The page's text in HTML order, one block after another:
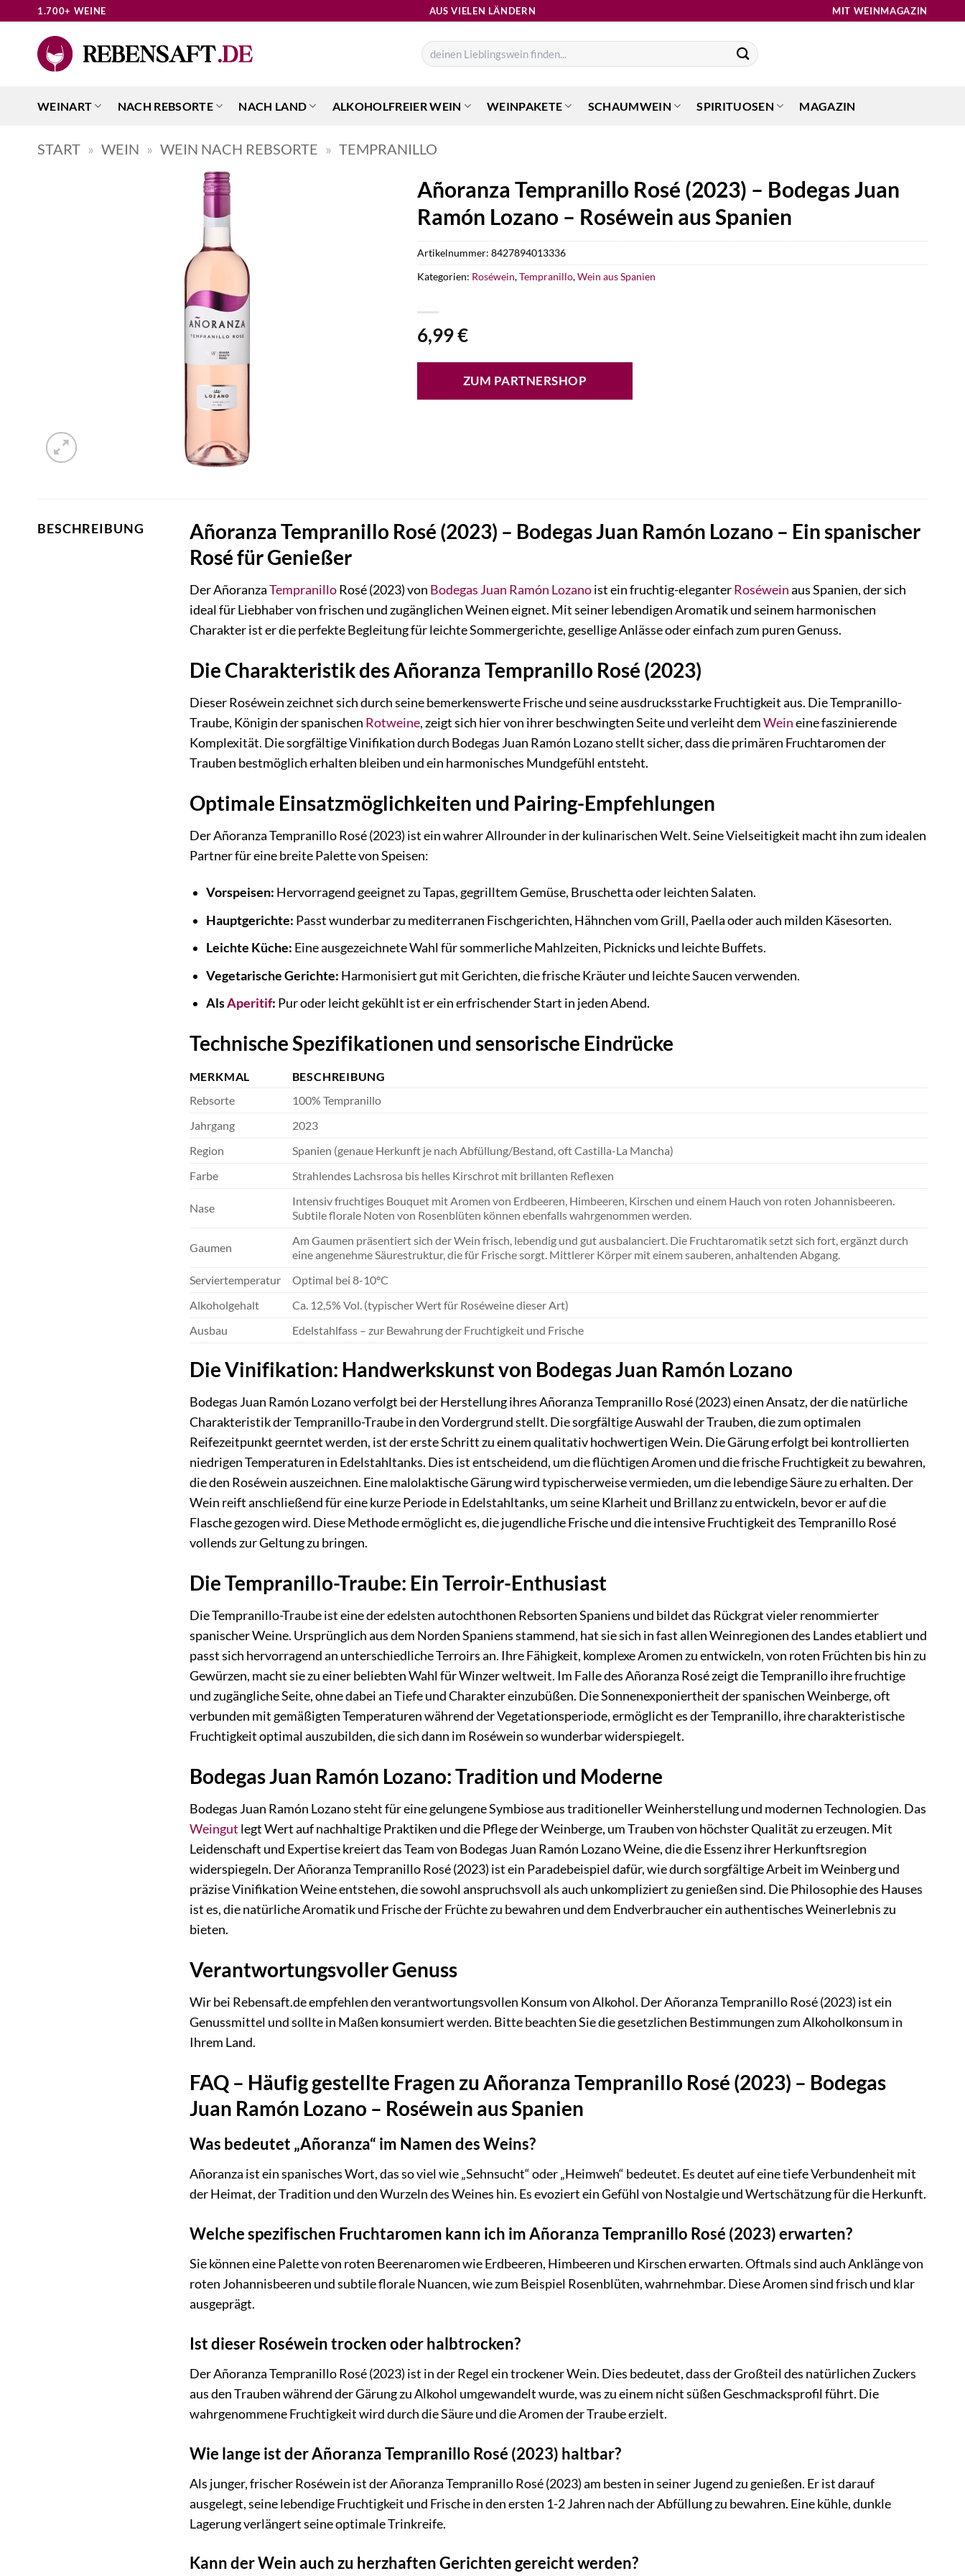
springen
1.700+ WEINE AUS VIELEN LÄNDERN MIT WEINMAGAZIN
Suchen
nach:
WEINART NACH REBSORTE NACH LAND ALKOHOLFREIER WEIN WEINPAKETE SCHAUMWEIN SPIRITUOSEN MAGAZIN
START » WEIN » WEIN NACH REBSORTE » TEMPRANILLO
Añoranza Tempranillo Rosé (2023) – Bodegas Juan
Ramón Lozano – Roséwein aus Spanien
6,99€
ZUM PARTNERSHOP
Artikelnummer:8427894013336
Kategorien: Roséwein,Tempranillo,Wein aus Spanien
BESCHREIBUNG
Añoranza Tempranillo Rosé (2023) – Bodegas Juan Ramón Lozano – Ein spanischer
Rosé für Genießer
Der AñoranzaTempranilloRosé (2023) von Bodegas Juan Ramón Lozanoist ein fruchtig-eleganterRoséweinaus Spanien, der sich
ideal für Liebhaber von frischen und zugänglichen Weinen eignet. Mit seiner lebendigen Aromatik und seinem harmonischen
Charakter ist er die perfekte Begleitung für leichte Sommergerichte, gesellige Anlässe oder einfach zum puren Genuss.
Die Charakteristik des Añoranza Tempranillo Rosé (2023)
Dieser Roséwein zeichnet sich durch seine bemerkenswerte Frische und seine ausdrucksstarke Fruchtigkeit aus. Die Tempranillo-
Traube, Königin der spanischen Rotweine, zeigt sich hier von ihrer beschwingten Seite und verleiht demWeineine faszinierende
Komplexität. Die sorgfältige Vinifikation durch Bodegas Juan Ramón Lozano stellt sicher, dass die primären Fruchtaromen der
Trauben bestmöglich erhalten bleiben und ein harmonisches Mundgefühl entsteht.
Optimale Einsatzmöglichkeiten und Pairing-Empfehlungen
Der Añoranza Tempranillo Rosé (2023) ist ein wahrer Allrounder in der kulinarischen Welt. Seine Vielseitigkeit macht ihn zum idealen
Partner für eine breite Palette von Speisen:
Vorspeisen: Hervorragend geeignet zu Tapas, gegrilltem Gemüse, Bruschetta oder leichten Salaten.
Hauptgerichte: Passt wunderbar zu mediterranen Fischgerichten, Hähnchen vom Grill, Paella oder auch milden Käsesorten.
Leichte Küche: Eine ausgezeichnete Wahl für sommerliche Mahlzeiten, Picknicks und leichte Buffets.
Vegetarische Gerichte: Harmonisiert gut mit Gerichten, die frische Kräuter und leichte Saucen verwenden.
AlsAperitif: Pur oder leicht gekühlt ist er ein erfrischender Start in jeden Abend.
Technische Spezifikationen und sensorische Eindrücke
MERKMAL
BESCHREIBUNG
Rebsorte
100% Tempranillo
Jahrgang
2023
Region
Spanien (genaue Herkunft je nach Abfüllung/Bestand, oft Castilla-La Mancha)
Farbe
Strahlendes Lachsrosa bis helles Kirschrot mit brillanten Reflexen
Nase
Intensiv fruchtiges Bouquet mit Aromen von Erdbeeren, Himbeeren, Kirschen und einem Hauch von roten Johannisbeeren.
Subtile florale Noten von Rosenblüten können ebenfalls wahrgenommen werden.
Gaumen
Am Gaumen präsentiert sich der Wein frisch, lebendig und gut ausbalanciert. Die Fruchtaromatik setzt sich fort, ergänzt durch
eine angenehme Säurestruktur, die für Frische sorgt. Mittlerer Körper mit einem sauberen, anhaltenden Abgang.
Serviertemperatur
Optimal bei 8-10°C
Alkoholgehalt
Ca. 12,5% Vol. (typischer Wert für Roséweine dieser Art)
Ausbau
Edelstahlfass – zur Bewahrung der Fruchtigkeit und Frische
Die Vinifikation: Handwerkskunst von Bodegas Juan Ramón Lozano
Bodegas Juan Ramón Lozano verfolgt bei der Herstellung ihres Añoranza Tempranillo Rosé (2023) einen Ansatz, der die natürliche
Charakteristik der Tempranillo-Traube in den Vordergrund stellt. Die sorgfältige Auswahl der Trauben, die zum optimalen
Reifezeitpunkt geerntet werden, ist der erste Schritt zu einem qualitativ hochwertigen Wein. Die Gärung erfolgt bei kontrollierten
niedrigen Temperaturen in Edelstahltanks. Dies ist entscheidend, um die flüchtigen Aromen und die frische Fruchtigkeit zu bewahren,
die den Roséwein auszeichnen. Eine malolaktische Gärung wird typischerweise vermieden, um die lebendige Säure zu erhalten. Der
Wein reift anschließend für eine kurze Periode in Edelstahltanks, um seine Klarheit und Brillanz zu entwickeln, bevor er auf die
Flasche gezogen wird. Diese Methode ermöglicht es, die jugendliche Frische und die intensive Fruchtigkeit des Tempranillo Rosé
vollends zur Geltung zu bringen.
Die Tempranillo-Traube: Ein Terroir-Enthusiast
Die Tempranillo-Traube ist eine der edelsten autochthonen Rebsorten Spaniens und bildet das Rückgrat vieler renommierter
spanischer Weine. Ursprünglich aus dem Norden Spaniens stammend, hat sie sich in fast allen Weinregionen des Landes etabliert und
passt sich hervorragend an unterschiedliche Terroirs an. Ihre Fähigkeit, komplexe Aromen zu entwickeln, von roten Früchten bis hin zu
Gewürzen, macht sie zu einer beliebten Wahl für Winzer weltweit. Im Falle des Añoranza Rosé zeigt die Tempranillo ihre fruchtige
und zugängliche Seite, ohne dabei an Tiefe und Charakter einzubüßen. Die Sonnenexponiertheit der spanischen Weinberge, oft
verbunden mit gemäßigten Temperaturen während der Vegetationsperiode, ermöglicht es der Tempranillo, ihre charakteristische
Fruchtigkeit optimal auszubilden, die sich dann im Roséwein so wunderbar widerspiegelt.
Bodegas Juan Ramón Lozano: Tradition und Moderne
Bodegas Juan Ramón Lozano steht für eine gelungene Symbiose aus traditioneller Weinherstellung und modernen Technologien. Das
Weingut legt Wert auf nachhaltige Praktiken und die Pflege der Weinberge, um Trauben von höchster Qualität zu erzeugen. Mit
Leidenschaft und Expertise kreiert das Team von Bodegas Juan Ramón Lozano Weine, die die Essenz ihrer Herkunftsregion
widerspiegeln. Der Añoranza Tempranillo Rosé (2023) ist ein Paradebeispiel dafür, wie durch sorgfältige Arbeit im Weinberg und
präzise Vinifikation Weine entstehen, die sowohl anspruchsvoll als auch unkompliziert zu genießen sind. Die Philosophie des Hauses
ist es, die natürliche Aromatik und Frische der Früchte zu bewahren und dem Endverbraucher ein authentisches Weinerlebnis zu
bieten.
Verantwortungsvoller Genuss
Wir bei Rebensaft.de empfehlen den verantwortungsvollen Konsum von Alkohol. Der Añoranza Tempranillo Rosé (2023) ist ein
Genussmittel und sollte in Maßen konsumiert werden. Bitte beachten Sie die gesetzlichen Bestimmungen zum Alkoholkonsum in
Ihrem Land.
FAQ – Häufig gestellte Fragen zu Añoranza Tempranillo Rosé (2023) – Bodegas
Juan Ramón Lozano – Roséwein aus Spanien
Was bedeutet „Añoranza“ im Namen des Weins?
Añoranza ist ein spanisches Wort, das so viel wie „Sehnsucht“ oder „Heimweh“ bedeutet. Es deutet auf eine tiefe Verbundenheit mit
der Heimat, der Tradition und den Wurzeln des Weines hin. Es evoziert ein Gefühl von Nostalgie und Wertschätzung für die Herkunft.
Welche spezifischen Fruchtaromen kann ich im Añoranza Tempranillo Rosé (2023) erwarten?
Sie können eine Palette von roten Beerenaromen wie Erdbeeren, Himbeeren und Kirschen erwarten. Oftmals sind auch Anklänge von
roten Johannisbeeren und subtile florale Nuancen, wie zum Beispiel Rosenblüten, wahrnehmbar. Diese Aromen sind frisch und klar
ausgeprägt.
Ist dieser Roséwein trocken oder halbtrocken?
Der Añoranza Tempranillo Rosé (2023) ist in der Regel ein trockener Wein. Dies bedeutet, dass der Großteil des natürlichen Zuckers
aus den Trauben während der Gärung zu Alkohol umgewandelt wurde, was zu einem nicht süßen Geschmacksprofil führt. Die
wahrgenommene Fruchtigkeit wird durch die Säure und die Aromen der Traube erzielt.
Wie lange ist der Añoranza Tempranillo Rosé (2023) haltbar?
Als junger, frischer Roséwein ist der Añoranza Tempranillo Rosé (2023) am besten in seiner Jugend zu genießen. Er ist darauf
ausgelegt, seine lebendige Fruchtigkeit und Frische in den ersten 1-2 Jahren nach der Abfüllung zu bewahren. Eine kühle, dunkle
Lagerung verlängert seine optimale Trinkreife.
Kann der Wein auch zu herzhaften Gerichten gereicht werden?